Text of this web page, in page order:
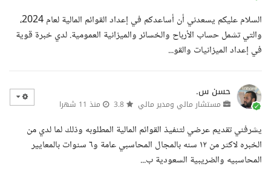
السلام عليكم يسعدني أن أساعدكم في إعداد القوائم المالية لعام 2024،
والتي تشمل حساب الأرباح والخسائر والميزانية العمومية. لدي خبرة قوية
في إعداد الميزانيات والقو...
حسن س.
مستشار مالي ومدير مالي منذ 11 شهرا
يشرفني تقديم عرضي لتنفيذ القوائم المالية المطلوبه وذلك لما لدي من
الخبره لاكثر من ١٢ سنه بالمجال المحاسبي عامة و٦ سنوات بالمعايير
المحاسبيه والضريبية السعودية ب...